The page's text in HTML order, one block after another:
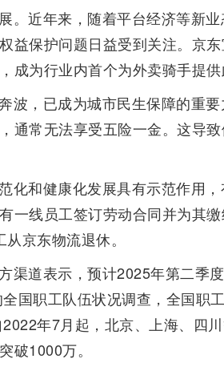
。近年来，随着平台经济等新业
益保护问题日益受到关注。京
成为行业内首个为外卖骑手提供
波，已成为城市民生保障的重
通常无法享受五险一金。这导
化和健康化发展具有示范作用
一线员工签订劳动合同并为其
京东物流退休。
渠道表示，预计2025年第二季
国职工队伍状况调查，全国职
年7月起，北京、上海、四
破1000万。